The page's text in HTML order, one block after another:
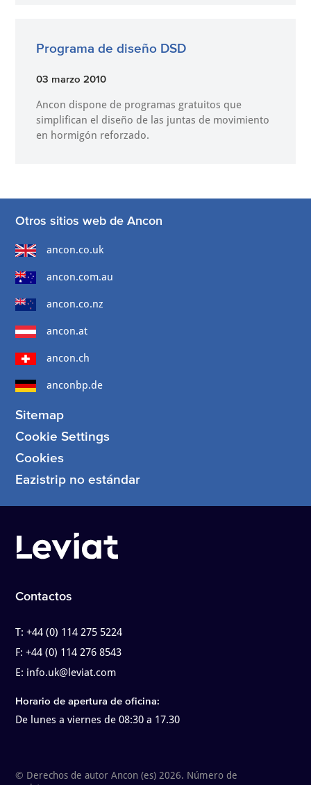
Programa de diseño DSD
03 marzo 2010
Ancon dispone de programas gratuitos que
simplifican el diseño de las juntas de movimiento
en hormigón reforzado.
Otros sitios web de Ancon
ancon.co.uk
ancon.com.au
ancon.co.nz
ancon.at
ancon.ch
anconbp.de
Sitemap
Cookie Settings
Cookies
Eazistrip no estándar
Contactos
T:+44 (0) 114 275 5224
F:+44 (0) 114 276 8543
E: info.uk@leviat.com
Horario de apertura de oficina:
De lunes a viernes de 08:30 a 17.30
© Derechos de autor Ancon (es) 2026. Número de